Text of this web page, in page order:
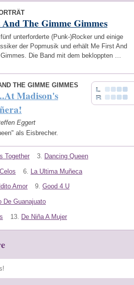
The Gimme Gimmes
unterforderte (Punk-)Rocker und einige
der Popmusik und erhält Me First And
Die Band mit dem bekloppten …
THE GIMME GIMMES
Madison's
Eggert
als Eisbrecher.
Together 3. Dancing Queen
6. La Ultima Muñeca
Amor 9. Good 4 U
De Guanajuato
13. De Niña A Mujer